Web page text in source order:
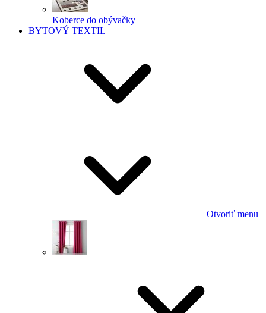
Koberce do obývačky
BYTOVÝ TEXTIL
Otvoriť menu